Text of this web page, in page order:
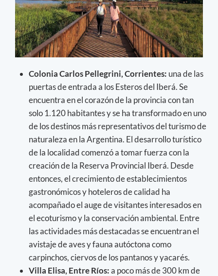
Colonia Carlos Pellegrini, Corrientes: una de las
puertas de entrada a los Esteros del Iberá. Se
encuentra en el corazón de la provincia con tan
solo 1.120 habitantes y se ha transformado en uno
de los destinos más representativos del turismo de
naturaleza en la Argentina. El desarrollo turístico
de la localidad comenzó a tomar fuerza con la
creación de la Reserva Provincial Iberá. Desde
entonces, el crecimiento de establecimientos
gastronómicos y hoteleros de calidad ha
acompañado el auge de visitantes interesados en
el ecoturismo y la conservación ambiental. Entre
las actividades más destacadas se encuentran el
avistaje de aves y fauna autóctona como
carpinchos, ciervos de los pantanos y yacarés.
Villa Elisa, Entre Ríos:a poco más de 300 km de